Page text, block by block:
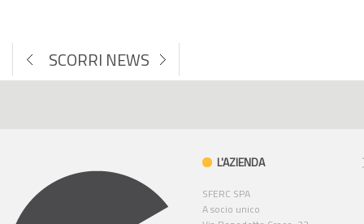
SCORRI NEWS
L'AZIENDA
SFERC SPA
A socio unico